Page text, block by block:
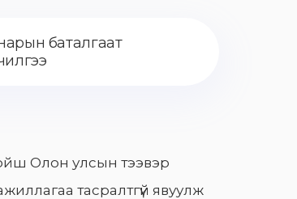
баталгаат
Олон улсын тээвэр
тасралтгүй явуулж